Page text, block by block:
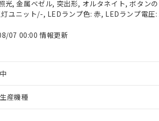
, 金属ベゼル, 突出形, オルタネイト, ボタン
ユニット/-, LEDランプ色: 赤, LEDランプ電圧:
07 00:00 情報更新
産機種